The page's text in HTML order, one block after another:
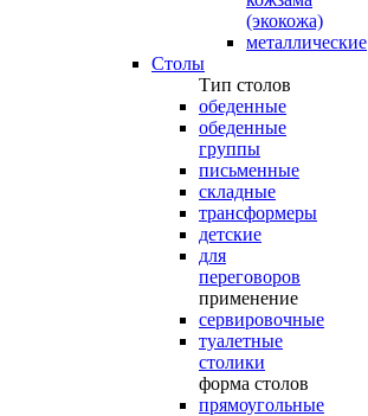
(экокожа)
металлические
Столы
Тип столов
обеденные
обеденные
группы
письменные
складные
трансформеры
детские
для
переговоров
применение
сервировочные
туалетные
столики
форма столов
прямоугольные